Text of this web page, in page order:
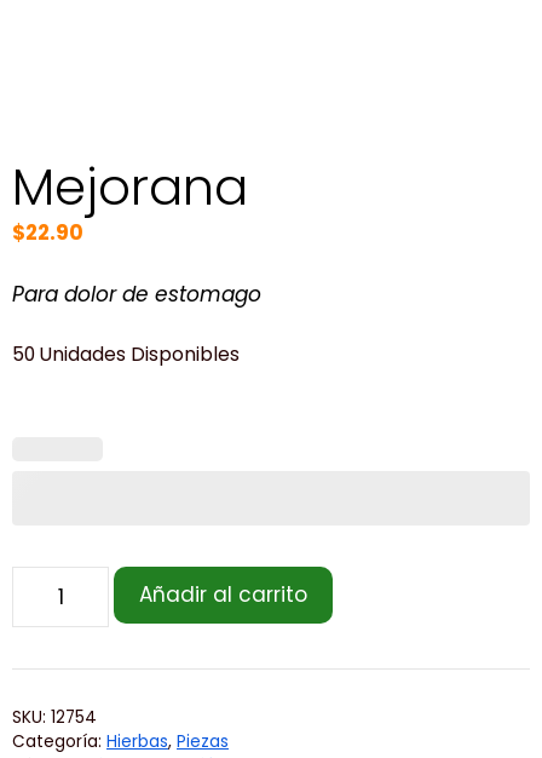
Mejorana
$22.90
Para dolor de estomago
50 Unidades Disponibles
Añadir al carrito
SKU: 12754
Categoría: Hierbas, Piezas